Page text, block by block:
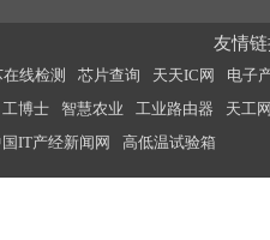
友情
线检测 芯片查询 天天IC网
电子
工博士 智慧农业 工业路由器
天工
IT产经新闻网 高低温试验箱